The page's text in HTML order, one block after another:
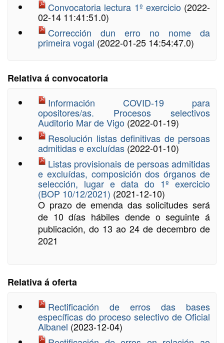
Convocatoria lectura 1º exercicio (2022-
02-14 11:41:51.0)
Corrección dun erro no nome da
primeira vogal (2022-01-25 14:54:47.0)
Relativa á convocatoria
Información COVID-19 para
opositores/as. Procesos selectivos
Auditorio Mar de Vigo (2022-01-19)
Resolución listas definitivas de persoas
admitidas e excluídas (2022-01-10)
Listas provisionais de persoas admitidas
e excluídas, composición dos órganos de
selección, lugar e data do 1º exercicio
(BOP 10/12/2021) (2021-12-10)
O prazo de emenda das solicitudes será
de 10 días hábiles dende o seguinte á
publicación, do 13 ao 24 de decembro de
2021
Relativa á oferta
Rectificación de erros das bases
específicas do proceso selectivo de Oficial
Albanel (2023-12-04)